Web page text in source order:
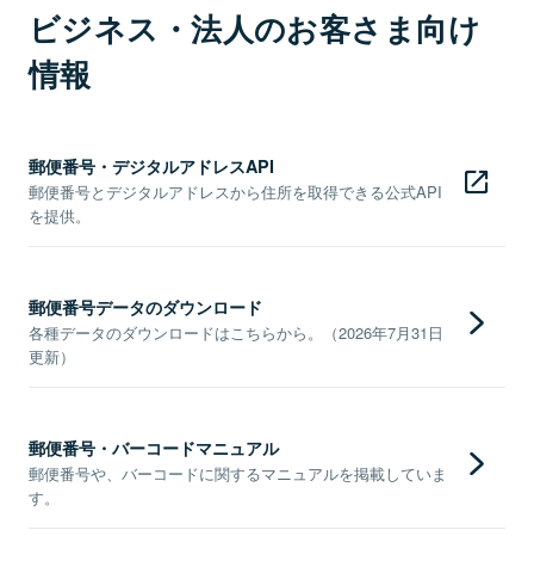
ビジネス・法人のお客さま向け
情報
郵便番号・デジタルアドレスAPI
郵便番号とデジタルアドレスから住所を取得できる公式API
を提供。
郵便番号データのダウンロード
各種データのダウンロードはこちらから。（2026年7月31日
更新）
郵便番号・バーコードマニュアル
郵便番号や、バーコードに関するマニュアルを掲載していま
す。